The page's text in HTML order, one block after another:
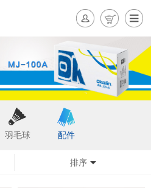
羽毛球 配件
排序